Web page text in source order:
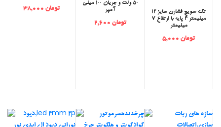
تومان 38,000
50 ولت و جریان 100 میلی
آمپر
تومان 2,600
‫تک سویچ فشاری سایز 12
میلیمتر 4 پایه با ارتفاع 7
میلیمتر
تومان 5,000